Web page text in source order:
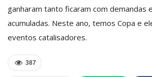
ganharam tanto ficaram com demandas
acumuladas. Neste ano, temos Copa e
eventos catalisadores.
387